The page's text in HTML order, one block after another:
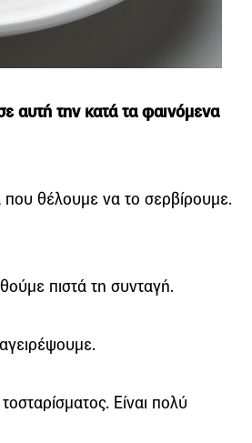
αυτή την κατά τα φαινόμενα
που θέλουμε να το σερβίρουμε.
πιστά τη συνταγή.
Είναι πολύ